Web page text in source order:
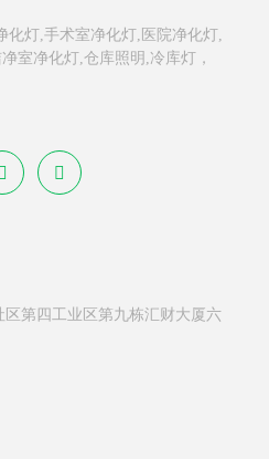
化灯,手术室净化灯,医院净化灯,
室净化灯,仓库照明,冷库灯，
第四工业区第九栋汇财大厦六